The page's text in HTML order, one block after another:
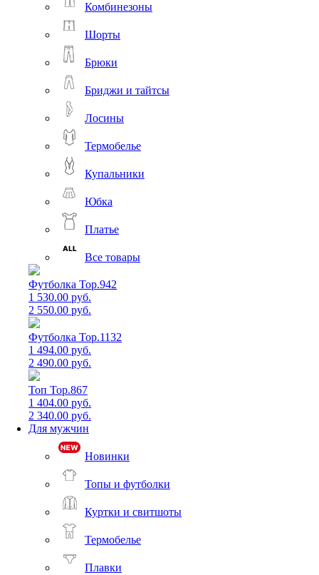
Комбинезоны
Шорты
Брюки
Бриджи и тайтсы
Лосины
Термобелье
Купальники
Юбка
Платье
Все товары
Футболка Top.942
1 530.00 руб.
2 550.00 руб.
Футболка Top.1132
1 494.00 руб.
2 490.00 руб.
Топ Top.867
1 404.00 руб.
2 340.00 руб.
Для мужчин
Новинки
Топы и футболки
Куртки и свитшоты
Термобелье
Плавки